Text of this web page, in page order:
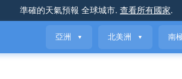
準確的天氣預報 全球城市. 查看所有國家.
亞洲 ▼ 北美洲 ▼ 南